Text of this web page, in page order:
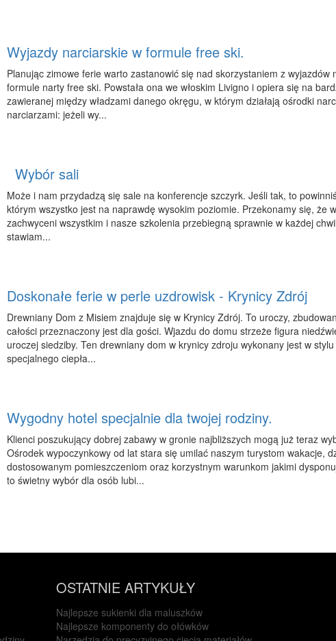
Wyjazdy narciarskie w formule free ski.
Planując zimowe ferie warto zastanowić się nad skorzystaniem z wyjazdów
formule narty free ski. Powstała ona we włoskim Livigno i opiera się na
zawieranej między władzami danego okręgu, w którym działają ośrodki
narciarzami: jeżeli wy...
Wybór sali
Może i nam przydadzą się sale na konferencje szczyrk. Jeśli tak, to
którym wszystko jest na naprawdę wysokim poziomie. Przekonamy się, że
zachwyceni wszystkim i nasze szkolenia przebiegną sprawnie w każdej
stawiam...
Doskonałe ferie w perle uzdrowisk - Krynicy Zdrój
Drewniany Dom z Misiem znajduje się w Krynicy Zdrój. To uroczy,
całości przeznaczony jest dla gości. Wjazdu do domu strzeże figura
uroczej siedziby. Ten drewniany dom w krynicy zdroju wykonany jest w
specjalnego ciepła...
Wygodny hotel specjalnie dla twojej rodziny.
Klienci poszukujący dobrej zabawy w gronie najbliższych mogą już teraz
Ośrodek wypoczynkowy od lat stara się umilać naszym turystom wakacje,
dostosowanym pomieszczeniom oraz korzystnym warunkom jakimi
to świetny wybór dla osób lubi...
OSTATNIE ARTYKUŁY
Najlepsze sukienki dla maluszków
Najlepsze komponenty do ołówków